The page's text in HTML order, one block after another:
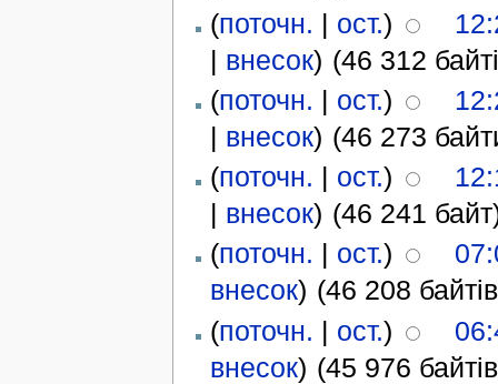
(поточн. | ост.)
| внесок) (46 312
(поточн. | ост.)
| внесок) (46 273
(поточн. | ост.)
| внесок) (46 241
(поточн. | ост.)
внесок) (46 208
(поточн. | ост.)
внесок) (45 976